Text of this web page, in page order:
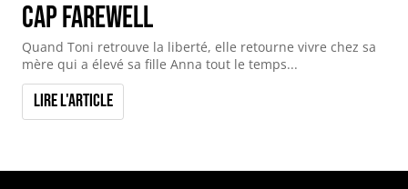
Cap Farewell
Quand Toni retrouve la liberté, elle retourne vivre chez sa
mère qui a élevé sa fille Anna tout le temps...
Lire l'article